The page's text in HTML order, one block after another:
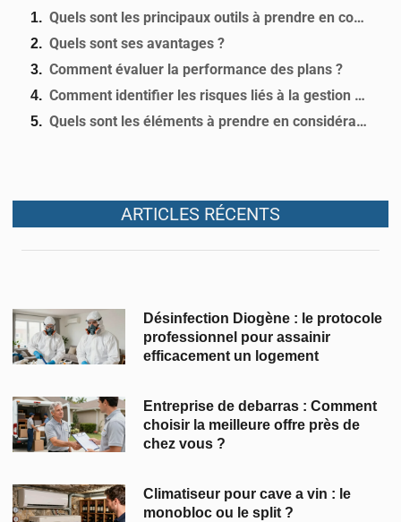
Quels sont les principaux outils à prendre en compte pour gérer un plan de trésorerie ?
Quels sont ses avantages ?
Comment évaluer la performance des plans ?
Comment identifier les risques liés à la gestion d’un plan de trésorerie ?
Quels sont les éléments à prendre en considération ?
ARTICLES RÉCENTS
Désinfection Diogène : le protocole
professionnel pour assainir
efficacement un logement
Entreprise de debarras : Comment
choisir la meilleure offre près de
chez vous ?
Climatiseur pour cave a vin : le
monobloc ou le split ?